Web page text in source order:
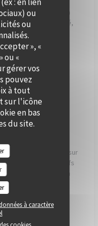
ou
ou
», «
ou «
gérer vos
pouvez
à tout
sur l'icône
en bas
du site.
à caractère
accompagne dans la
alliant convivialité,
à vos invités un
pas de Paris.
a un impact direct sur
nos chefs
pour essayer d'en
positif possible.